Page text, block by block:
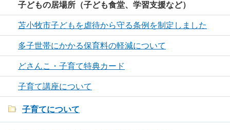
子どもの居場所（子ども食堂、学習支援など）
苫小牧市子どもを虐待から守る条例を制定しました
多子世帯にかかる保育料の軽減について
どさんこ・子育て特典カード
子育て講座について
子育てについて